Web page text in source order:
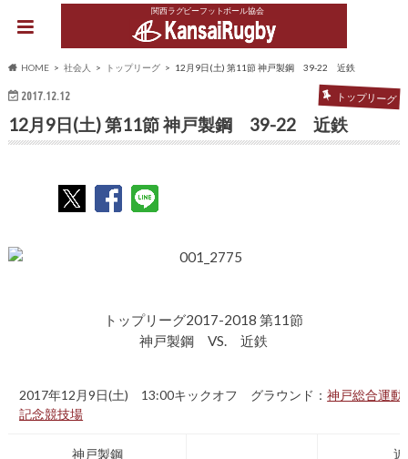
関西ラグビーフットボール協会
HOME 社会人 トップリーグ 12月9日(土) 第11節 神戸製鋼 39-22 近鉄
2017.12.12 トップリーグ
12月9日(土) 第11節 神戸製鋼 39-22 近鉄
トップリーグ2017-2018 第11節
神戸製鋼 VS. 近鉄
2017年12月9日(土) 13:00キックオフ グラウンド：神戸総合運動
記念競技場
神戸製鋼